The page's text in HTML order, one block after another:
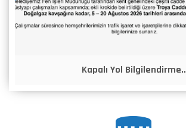
Kapalı Yol Bilgilendirme..